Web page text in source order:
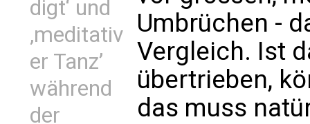
digt‘ und
‚meditativ
er Tanz’
während
der
Umbrüchen -
Vergleich. Ist
übertrieben,
das muss